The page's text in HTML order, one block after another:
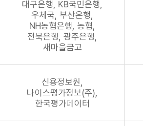
대구은행, KB국민은행,
우체국, 부산은행,
NH농협은행, 농협,
전북은행, 광주은행,
새마을금고
신용정보원,
나이스평가정보(주),
한국평가데이터